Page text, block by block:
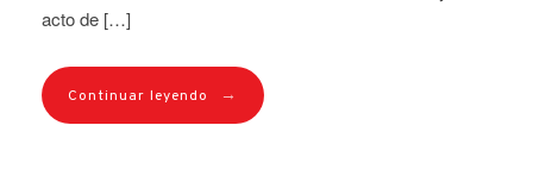
acto de […]
Continuar leyendo →